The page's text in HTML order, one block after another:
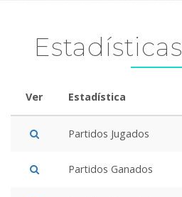
Estadísticas
Ver Estadística
Partidos Jugados
Partidos Ganados